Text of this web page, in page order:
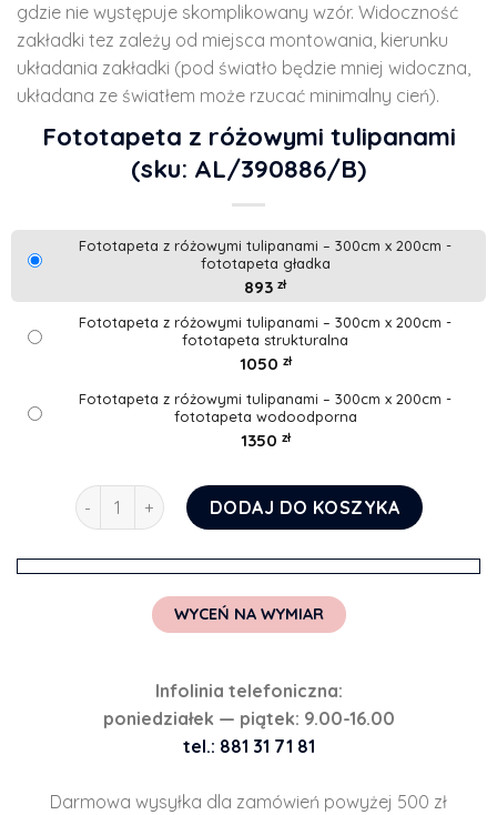
gdzie nie występuje skomplikowany wzór. Widoczność
zakładki tez zależy od miejsca montowania, kierunku
układania zakładki (pod światło będzie mniej widoczna,
układana ze światłem może rzucać minimalny cień).
Fototapeta z różowymi tulipanami
(sku: AL/390886/B)
Fototapeta z różowymi tulipanami – 300cm x 200cm -
fototapeta gładka
893 zł
Fototapeta z różowymi tulipanami – 300cm x 200cm -
fototapeta strukturalna
1050 zł
Fototapeta z różowymi tulipanami – 300cm x 200cm -
fototapeta wodoodporna
1350 zł
ilość Fototapeta z różowymi tulipanami
DODAJ DO KOSZYKA
WYCEŃ NA WYMIAR
Infolinia telefoniczna:
poniedziałek — piątek: 9.00-16.00
tel.: 881 31 71 81
Darmowa wysyłka dla zamówień powyżej 500 zł